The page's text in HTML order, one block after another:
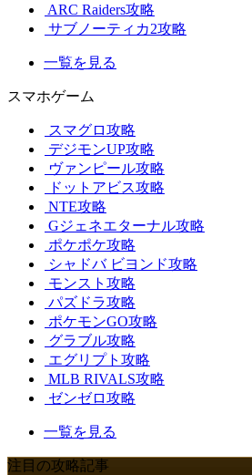
ARC Raiders攻略
サブノーティカ2攻略
一覧を見る
スマホゲーム
スマグロ攻略
デジモンUP攻略
ヴァンピール攻略
ドットアビス攻略
NTE攻略
Gジェネエターナル攻略
ポケポケ攻略
シャドバ ビヨンド攻略
モンスト攻略
パズドラ攻略
ポケモンGO攻略
グラブル攻略
エグリプト攻略
MLB RIVALS攻略
ゼンゼロ攻略
一覧を見る
注目の攻略記事